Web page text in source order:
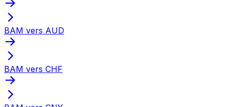
BAM vers AUD
BAM vers CHF